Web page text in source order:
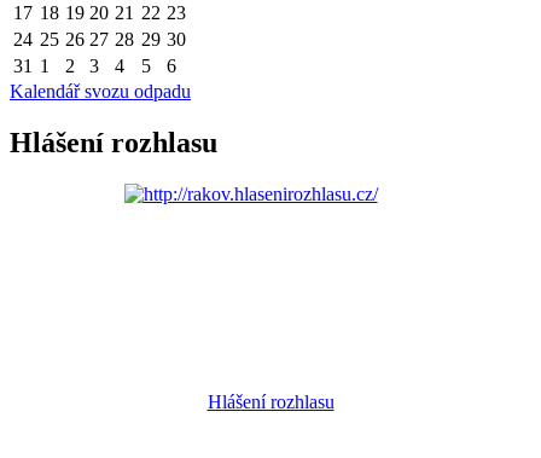
17 18 19 20 21 22 23
24 25 26 27 28 29 30
31 1 2 3 4 5
6
Kalendář svozu odpadu
Hlášení rozhlasu
Hlášení rozhlasu